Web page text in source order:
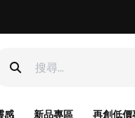
感 新品專區 再創低價